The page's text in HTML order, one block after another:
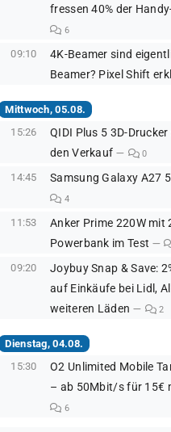
fressen 40% der
6
09:10
4K-Beamer sind
Beamer? Pixel Shift
Mittwoch, 05.08.
15:26
QIDI Plus 5 3D-
den Verkauf
0
14:45 Samsung Galaxy A27
4
11:53
Anker Prime 220W mit
Powerbank im Test
09:20
Joybuy Snap & Save:
auf Einkäufe bei Lidl,
weiteren Läden
2
Dienstag, 04.08.
15:30
O2 Unlimited Mobile
– ab 50Mbit/s für 15€
6